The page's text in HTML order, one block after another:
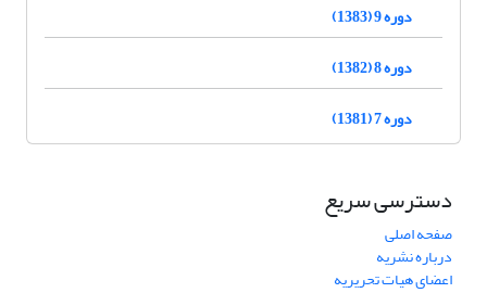
دوره 9 (1383)
دوره 8 (1382)
دوره 7 (1381)
دسترسی سریع
صفحه اصلی
درباره نشریه
اعضای هیات تحریریه